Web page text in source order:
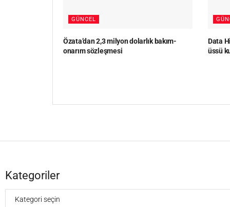
GÜNCEL
Özata’dan 2,3 milyon dolarlık bakım-
onarım sözleşmesi
Data
üssü
Kategoriler